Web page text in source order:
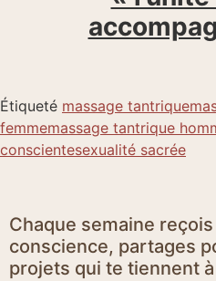
Étiqueté massage tantrique
femmemassage tantrique
conscientesexualité sacrée
Chaque semaine
conscience, partages
projets qui te tiennent